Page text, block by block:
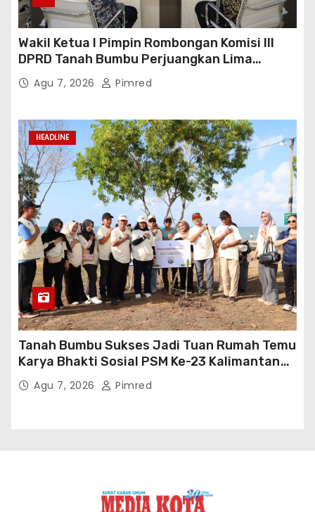
Wakil Ketua I Pimpin Rombongan Komisi III
DPRD Tanah Bumbu Perjuangkan Lima
Infrastruktur Strategis
Agu 7, 2026 Pimred
HEADLINE
Tanah Bumbu Sukses Jadi Tuan Rumah Temu
Karya Bhakti Sosial PSM Ke-23 Kalimantan
Selatan
Agu 7, 2026 Pimred